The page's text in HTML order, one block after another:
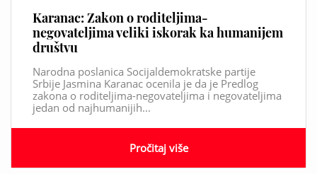
Karanac: Zakon o roditeljima-
negovateljima veliki iskorak ka humanijem
društvu
Narodna poslanica Socijaldemokratske partije
Srbije Jasmina Karanac ocenila je da je Predlog
zakona o roditeljima-negovateljima i negovateljima
jedan od najhumanijih...
Pročitaj više